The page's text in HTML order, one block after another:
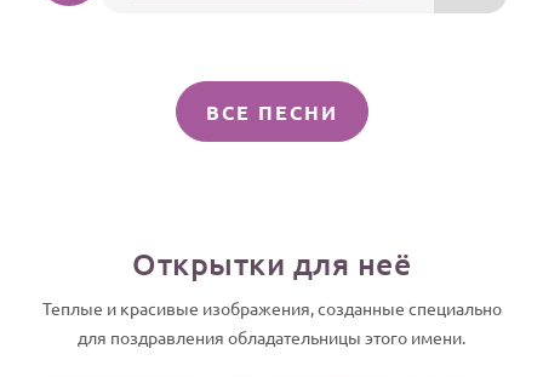
ВСЕ ПЕСНИ
Открытки для неё
Теплые и красивые изображения, созданные специально
для поздравления обладательницы этого имени.